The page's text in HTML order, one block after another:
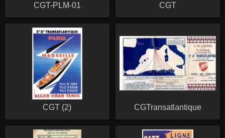
CGT-PLM-01 CGT
CGT (2) CGTransatlantique